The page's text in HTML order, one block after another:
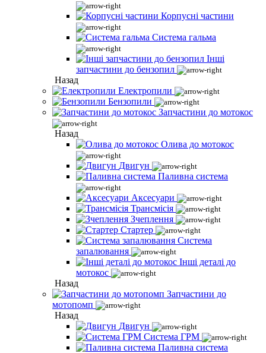
Корпусні частини
Система гальма
Інші
запчастини до бензопил
Назад
Електропили
Бензопили
Запчастини до мотокос
Назад
Олива до мотокос
Двигун
Паливна система
Аксесуари
Трансмісія
Зчеплення
Стартер
Система
запалювання
Інші деталі до
мотокос
Назад
Запчастини до
мотопомп
Назад
Двигун
Система ГРМ
Паливна система